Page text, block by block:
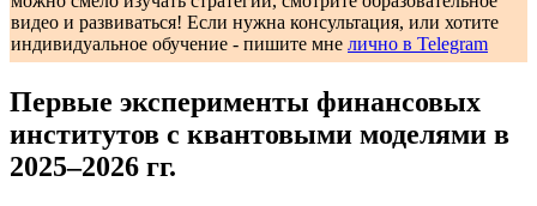
видео и развиваться! Если нужна консультация, или хотите
индивидуальное обучение - пишите мне лично в Telegram
Первые эксперименты финансовых
институтов с квантовыми моделями в
2025–2026 гг.